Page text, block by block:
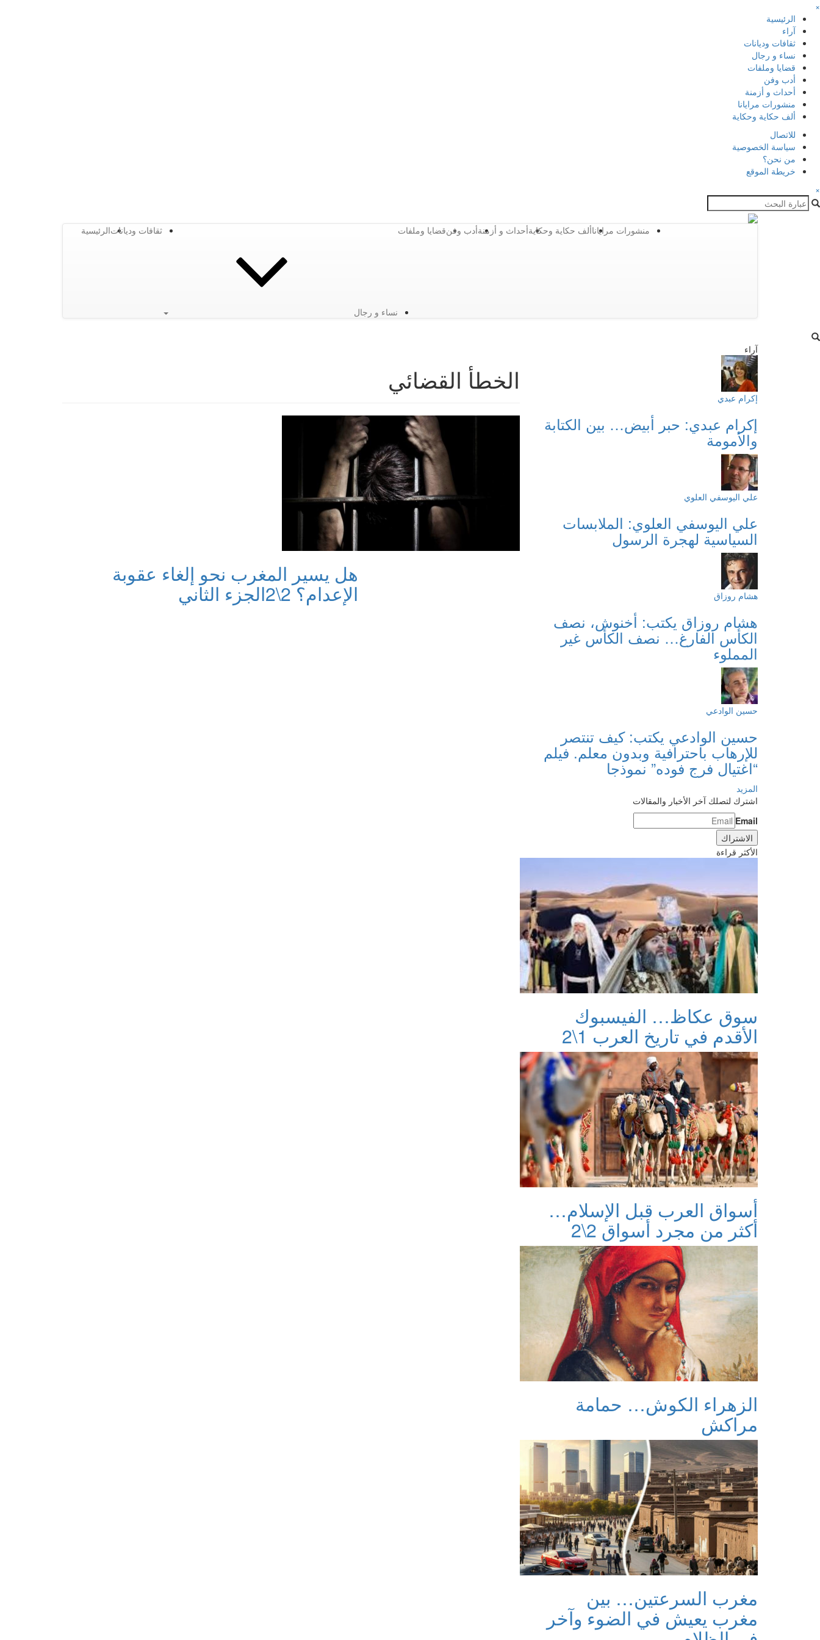
×
الرئيسية
آراء
ثقافات وديانات
نساء و رجال
قضايا وملفات
أدب وفن
أحداث و أزمنة
منشورات مرايانا
ألف حكاية وحكاية
للاتصال
سياسة الخصوصية
من نحن؟
خريطة الموقع
×
الرئيسيةثقافات وديانات
نساء و رجال
قضايا وملفاتأدب وفنأحداث و أزمنةألف حكاية وحكايةمنشورات مرايانا
الخطأ القضائي
هل يسير المغرب نحو إلغاء عقوبة
الإعدام؟ 2\2 الجزء الثاني
آراء
إكرام عبدي
إكرام عبدي: حبر أبيض… بين الكتابة
والأمومة
علي اليوسفي العلوي
علي اليوسفي العلوي: الملابسات
السياسية لهجرة الرسول
هشام روزاق
هشام روزاق يكتب: أخنوش، نصف
الكأس الفارغ… نصف الكأس غير
المملوء
حسين الوادعي
حسين الوادعي يكتب: كيف تنتصر
للإرهاب باحترافية وبدون معلم. فيلم
“اغتيال فرج فوده” نموذجا
المزيد
اشترك لتصلك آخر الأخبار والمقالات
Email
الأكثر قراءة
سوق عكاظ… الفيسبوك
الأقدم في تاريخ العرب 1\2
أسواق العرب قبل الإسلام…
أكثر من مجرد أسواق 2\2
الزهراء الكوش… حمامة
مراكش
مغرب السرعتين… بين
مغرب يعيش في الضوء وآخر